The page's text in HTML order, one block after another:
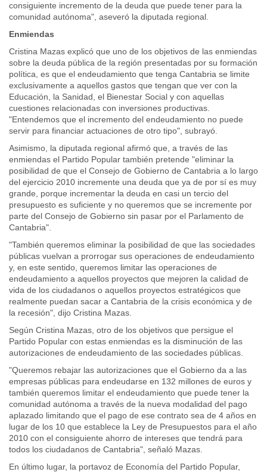
consiguiente incremento de la deuda que puede tener para la
comunidad autónoma", aseveró la diputada regional.
Enmiendas
Cristina Mazas explicó que uno de los objetivos de las enmiendas
sobre la deuda pública de la región presentadas por su formación
política, es que el endeudamiento que tenga Cantabria se limite
exclusivamente a aquellos gastos que tengan que ver con la
Educación, la Sanidad, el Bienestar Social y con aquellas
cuestiones relacionadas con inversiones productivas.
"Entendemos que el incremento del endeudamiento no puede
servir para financiar actuaciones de otro tipo", subrayó.
Asimismo, la diputada regional afirmó que, a través de las
enmiendas el Partido Popular también pretende "eliminar la
posibilidad de que el Consejo de Gobierno de Cantabria a lo largo
del ejercicio 2010 incremente una deuda que ya de por sí es muy
grande, porque incrementar la deuda en casi un tercio del
presupuesto es suficiente y no queremos que se incremente por
parte del Consejo de Gobierno sin pasar por el Parlamento de
Cantabria".
"También queremos eliminar la posibilidad de que las sociedades
públicas vuelvan a prorrogar sus operaciones de endeudamiento
y, en este sentido, queremos limitar las operaciones de
endeudamiento a aquellos proyectos que mejoren la calidad de
vida de los ciudadanos o aquellos proyectos estratégicos que
realmente puedan sacar a Cantabria de la crisis económica y de
la recesión", dijo Cristina Mazas.
Según Cristina Mazas, otro de los objetivos que persigue el
Partido Popular con estas enmiendas es la disminución de las
autorizaciones de endeudamiento de las sociedades públicas.
"Queremos rebajar las autorizaciones que el Gobierno da a las
empresas públicas para endeudarse en 132 millones de euros y
también queremos limitar el endeudamiento que puede tener la
comunidad autónoma a través de la nueva modalidad del pago
aplazado limitando que el pago de ese contrato sea de 4 años en
lugar de los 10 que establece la Ley de Presupuestos para el año
2010 con el consiguiente ahorro de intereses que tendrá para
todos los ciudadanos de Cantabria", señaló Mazas.
En último lugar, la portavoz de Economía del Partido Popular,